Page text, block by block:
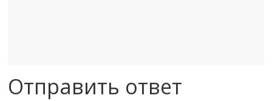
Отправить ответ